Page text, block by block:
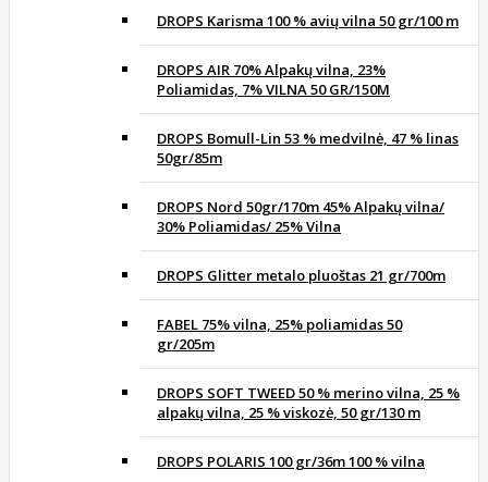
DROPS Karisma 100 % avių vilna 50 gr/100 m
DROPS AIR 70% Alpakų vilna, 23%
Poliamidas, 7% VILNA 50 GR/150M
DROPS Bomull-Lin 53 % medvilnė, 47 % linas
50gr/85m
DROPS Nord 50gr/170m 45% Alpakų vilna/
30% Poliamidas/ 25% Vilna
DROPS Glitter metalo pluoštas 21 gr/700m
FABEL 75% vilna, 25% poliamidas 50
gr/205m
DROPS SOFT TWEED 50 % merino vilna, 25 %
alpakų vilna, 25 % viskozė, 50 gr/130 m
DROPS POLARIS 100 gr/36m 100 % vilna